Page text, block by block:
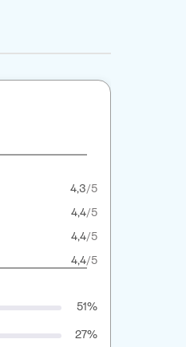
4,3/5
4,4/5
4,4/5
4,4/5
51%
27%